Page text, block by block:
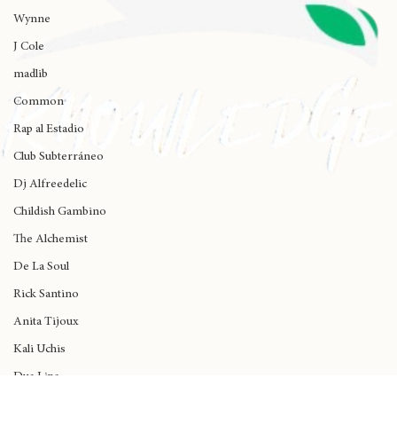
Protoje
Wynne
J Cole
madlib
Common
Rap al Estadio
Club Subterráneo
Dj Alfreedelic
Childish Gambino
The Alchemist
De La Soul
Rick Santino
Anita Tijoux
Kali Uchis